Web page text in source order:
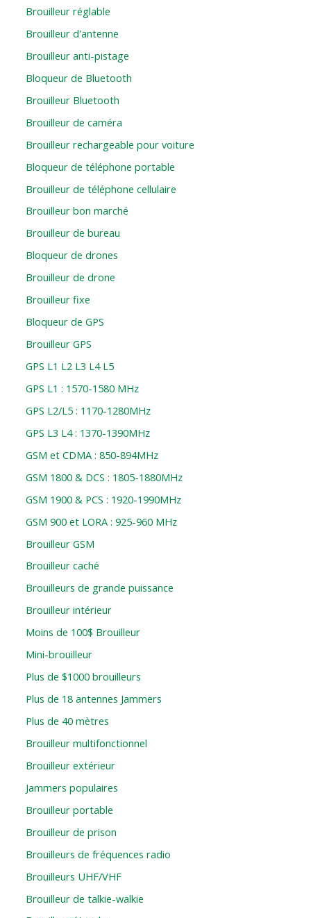
Brouilleur réglable
Brouilleur d'antenne
Brouilleur anti-pistage
Bloqueur de Bluetooth
Brouilleur Bluetooth
Brouilleur de caméra
Brouilleur rechargeable pour voiture
Bloqueur de téléphone portable
Brouilleur de téléphone cellulaire
Brouilleur bon marché
Brouilleur de bureau
Bloqueur de drones
Brouilleur de drone
Brouilleur fixe
Bloqueur de GPS
Brouilleur GPS
GPS L1 L2 L3 L4 L5
GPS L1 : 1570-1580 MHz
GPS L2/L5 : 1170-1280MHz
GPS L3 L4 : 1370-1390MHz
GSM et CDMA : 850-894MHz
GSM 1800 & DCS : 1805-1880MHz
GSM 1900 & PCS : 1920-1990MHz
GSM 900 et LORA : 925-960 MHz
Brouilleur GSM
Brouilleur caché
Brouilleurs de grande puissance
Brouilleur intérieur
Moins de 100$ Brouilleur
Mini-brouilleur
Plus de $1000 brouilleurs
Plus de 18 antennes Jammers
Plus de 40 mètres
Brouilleur multifonctionnel
Brouilleur extérieur
Jammers populaires
Brouilleur portable
Brouilleur de prison
Brouilleurs de fréquences radio
Brouilleurs UHF/VHF
Brouilleur de talkie-walkie